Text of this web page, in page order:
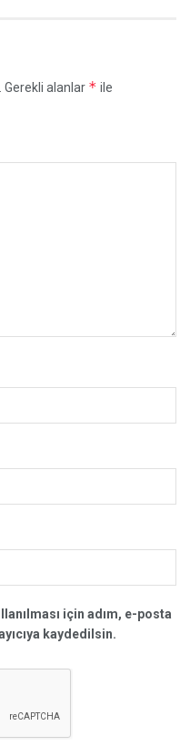
Gerekli alanlar * ile
için adım, e-posta
kaydedilsin.